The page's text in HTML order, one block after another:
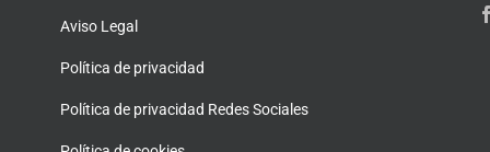
Aviso Legal
Política de privacidad
Política de privacidad Redes Sociales